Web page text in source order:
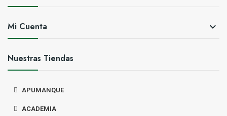
Mi Cuenta 
Nuestras Tiendas
APUMANQUE
ACADEMIA